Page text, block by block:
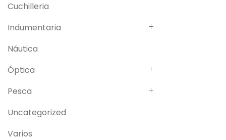
Cuchilleria
Indumentaria
Náutica
Óptica
Pesca
Uncategorized
Varios